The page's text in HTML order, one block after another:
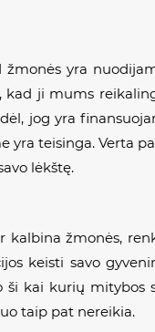
yra
ji mums
jog yra
teisinga. Verta
lėkštę.
kalbina žmonės,
keisti savo
ši kai kurių mitybos
taip pat nereikia.